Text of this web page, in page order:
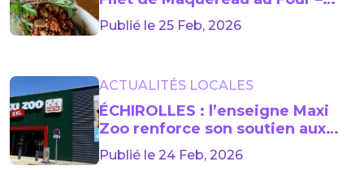
Citron – Romarin (4 personnes)
Publié le 25 Feb, 2026
ACTUALITÉS LOCALES
ÉCHIROLLES : l’enseigne Maxi
Zoo renforce son soutien aux
refuges animaliers
Publié le 24 Feb, 2026